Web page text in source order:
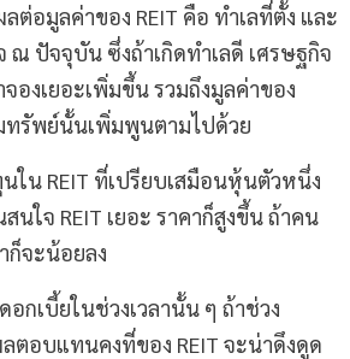
ต่อมูลค่าของ REIT คือ ทำเลที่ตั้ง และ
ณ ปัจจุบัน ซึ่งถ้าเกิดทำเลดี เศรษฐกิจ
องเยอะเพิ่มขึ้น รวมถึงมูลค่าของ
ทรัพย์นั้นเพิ่มพูนตามไปด้วย
ใน REIT ที่เปรียบเสมือนหุ้นตัวหนึ่ง
นใจ REIT เยอะ ราคาก็สูงขึ้น ถ้าคน
ก็จะน้อยลง
กเบี้ยในช่วงเวลานั้น ๆ ถ้าช่วง
ตอบแทนคงที่ของ REIT จะน่าดึงดูด